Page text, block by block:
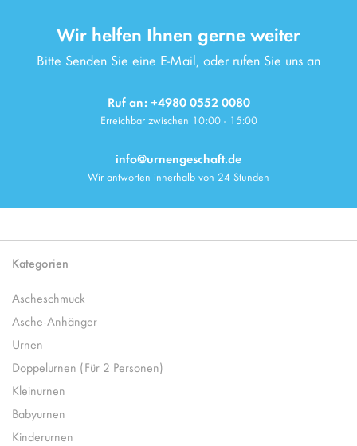
Wir helfen Ihnen gerne weiter
Bitte Senden Sie eine E-Mail, oder rufen Sie uns an
Ruf an: +4980 0552 0080
Erreichbar zwischen 10:00 - 15:00
info@urnengeschaft.de
Wir antworten innerhalb von 24 Stunden
Kategorien
Ascheschmuck
Asche-Anhänger
Urnen
Doppelurnen (Für 2 Personen)
Kleinurnen
Babyurnen
Kinderurnen